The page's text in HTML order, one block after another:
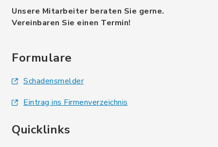
Unsere Mitarbeiter beraten Sie gerne.
Vereinbaren Sie einen Termin!
Formulare
Schadensmelder
Eintrag ins Firmenverzeichnis
Quicklinks